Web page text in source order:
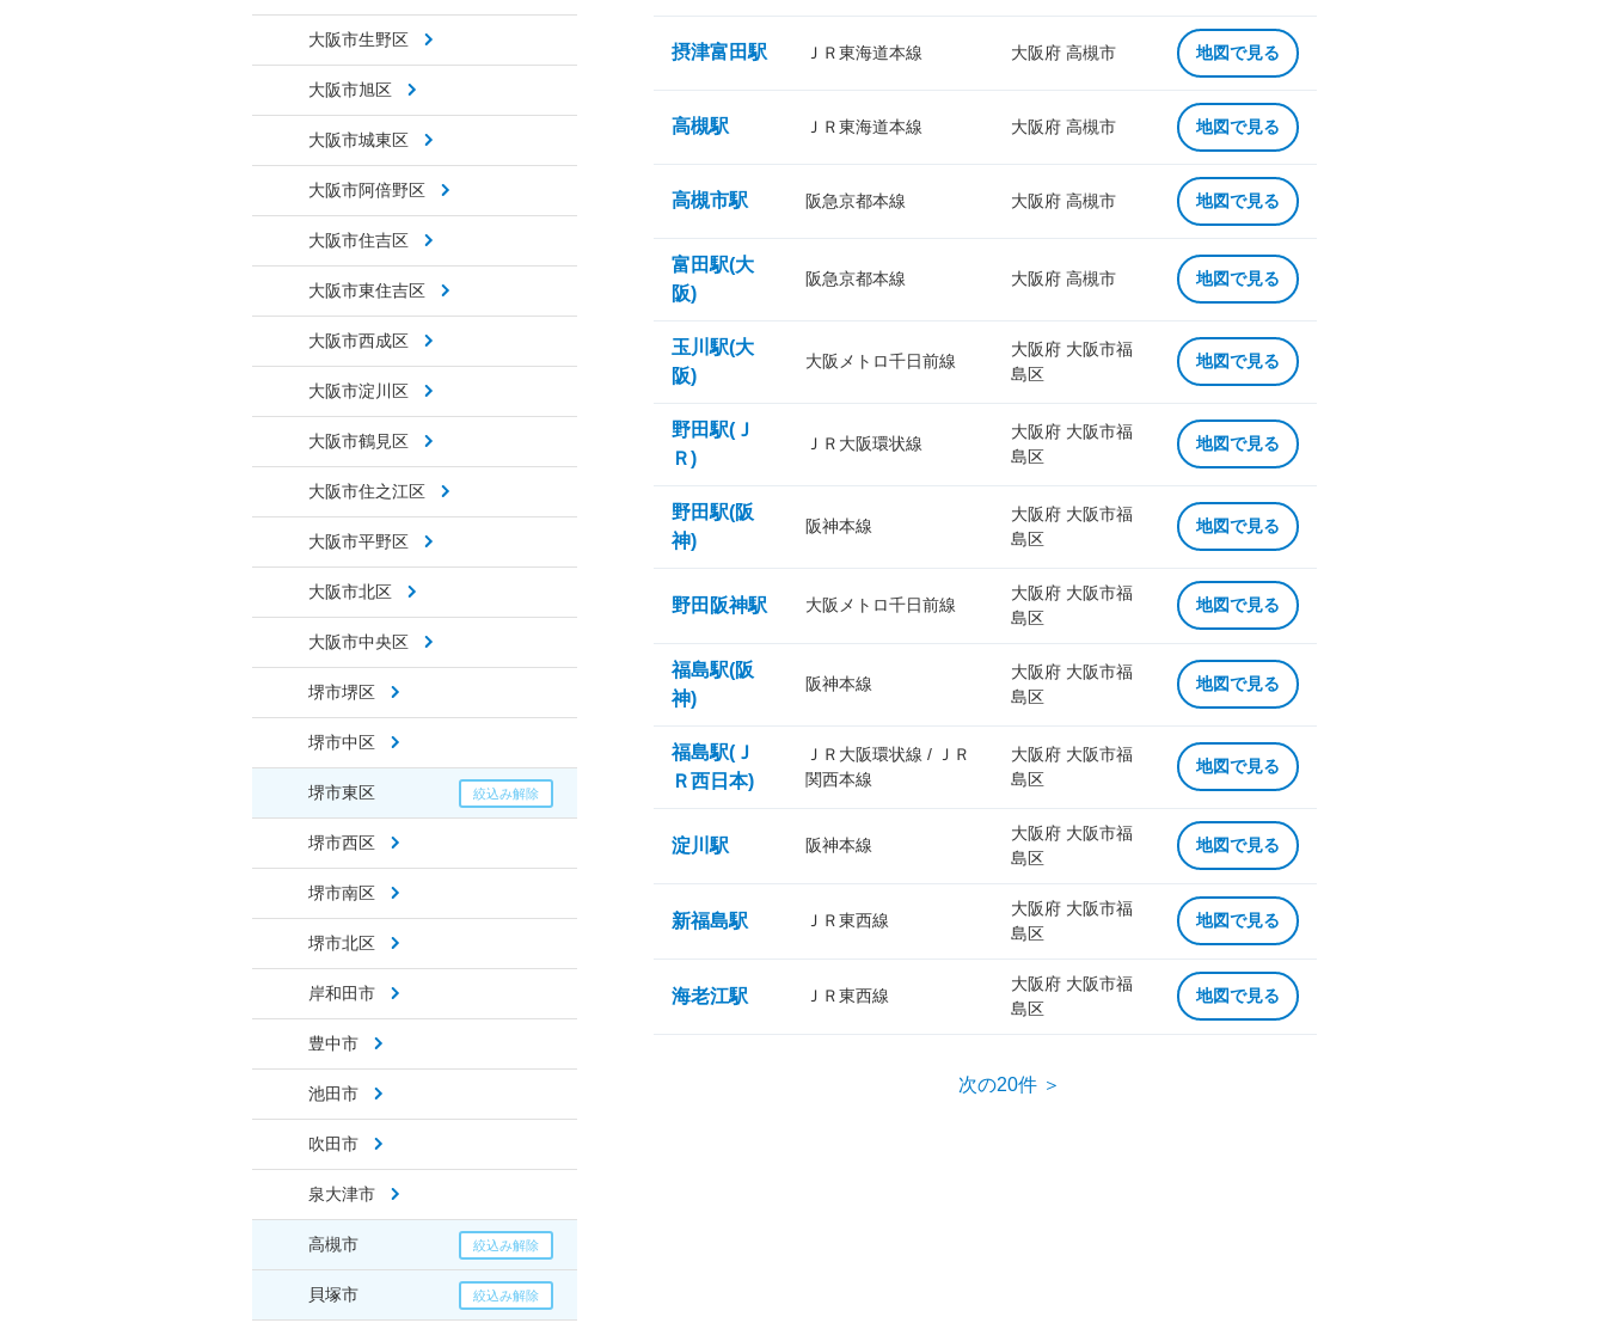
大阪市生野区
大阪市旭区
大阪市城東区
大阪市阿倍野区
大阪市住吉区
大阪市東住吉区
大阪市西成区
大阪市淀川区
大阪市鶴見区
大阪市住之江区
大阪市平野区
大阪市北区
大阪市中央区
堺市堺区
堺市中区
堺市東区
堺市西区
堺市南区
堺市北区
岸和田市
豊中市
池田市
吹田市
泉大津市
高槻市
貝塚市
摂津富田駅 ＪＲ東海道本線 大阪府 高槻市 地図で見る
高槻駅 ＪＲ東海道本線 大阪府 高槻市 地図で見る
高槻市駅 阪急京都本線 大阪府 高槻市 地図で見る
富田駅(大
阪)
阪急京都本線 大阪府 高槻市 地図で見る
玉川駅(大
阪)
大阪メトロ千日前線
大阪府 大阪市福
島区
地図で見る
野田駅(Ｊ
Ｒ)
ＪＲ大阪環状線
大阪府 大阪市福
島区
地図で見る
野田駅(阪
神)
阪神本線
大阪府 大阪市福
島区
地図で見る
野田阪神駅 大阪メトロ千日前線
大阪府 大阪市福
島区
地図で見る
福島駅(阪
神)
阪神本線
大阪府 大阪市福
島区
地図で見る
福島駅(Ｊ
Ｒ西日本)
ＪＲ大阪環状線 / ＪＲ
関西本線
大阪府 大阪市福
島区
地図で見る
淀川駅 阪神本線
大阪府 大阪市福
島区
地図で見る
新福島駅 ＪＲ東西線
大阪府 大阪市福
島区
地図で見る
海老江駅 ＪＲ東西線
大阪府 大阪市福
島区
地図で見る
次の20件 ＞